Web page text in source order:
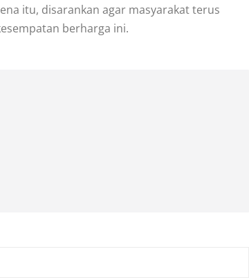
itu, disarankan agar masyarakat terus
berharga ini.